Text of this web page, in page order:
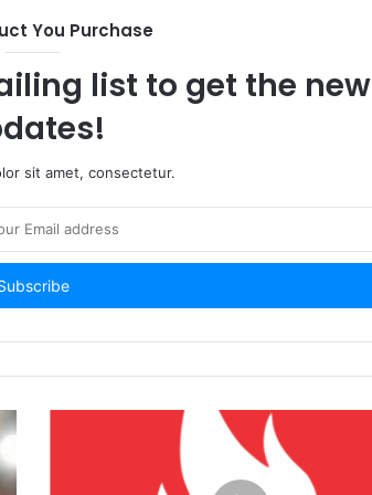
You Purchase
list to get the new
sit amet, consectetur.